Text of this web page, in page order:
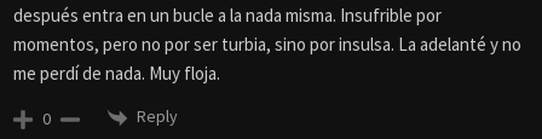
después entra en un bucle a la nada misma. Insufrible por
momentos, pero no por ser turbia, sino por insulsa. La adelanté y no
me perdí de nada. Muy floja.
0 Reply